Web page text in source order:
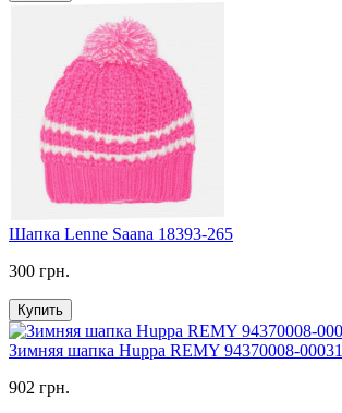
Шапка Lenne Saana 18393-265
300 грн.
Купить
Зимняя шапка Huppa REMY 94370008-00031
902 грн.